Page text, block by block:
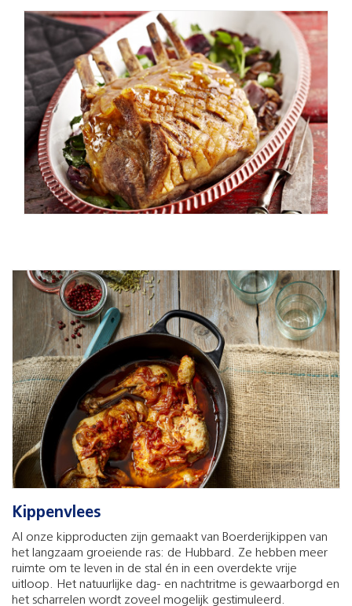
Kippenvlees
Al onze kipproducten zijn gemaakt van Boerderijkippen van
het langzaam groeiende ras: de Hubbard. Ze hebben meer
ruimte om te leven in de stal én in een overdekte vrije
uitloop. Het natuurlijke dag- en nachtritme is gewaarborgd en
het scharrelen wordt zoveel mogelijk gestimuleerd.